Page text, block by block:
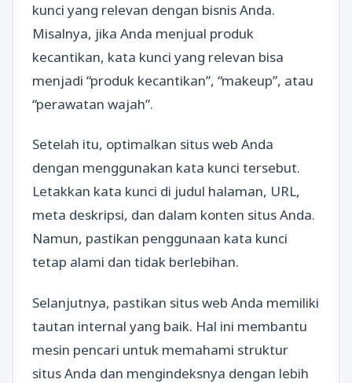
kunci yang relevan dengan bisnis Anda.
Misalnya, jika Anda menjual produk
kecantikan, kata kunci yang relevan bisa
menjadi “produk kecantikan”, “makeup”, atau
“perawatan wajah”.
Setelah itu, optimalkan situs web Anda
dengan menggunakan kata kunci tersebut.
Letakkan kata kunci di judul halaman, URL,
meta deskripsi, dan dalam konten situs Anda.
Namun, pastikan penggunaan kata kunci
tetap alami dan tidak berlebihan.
Selanjutnya, pastikan situs web Anda memiliki
tautan internal yang baik. Hal ini membantu
mesin pencari untuk memahami struktur
situs Anda dan mengindeksnya dengan lebih